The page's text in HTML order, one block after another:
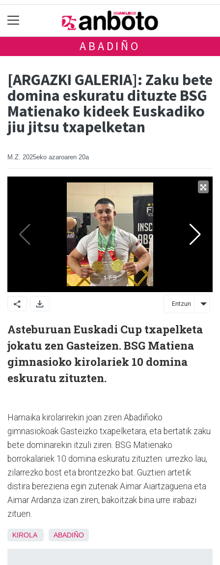
ABADIÑO
[ARGAZKI GALERIA]: Zaku bete
domina eskuratu dituzte BSG
Matienako kideek Euskadiko
jiu jitsu txapelketan
M.Z. 2025eko azaroaren 20a
Entzun
Asteburuan Euskadi Cup txapelketa
jokatu zen Gasteizen. BSG Matiena
gimnasioko kirolariek 10 domina
eskuratu zituzten.
Hamaika kirolarirekin joan ziren Abadiñoko
gimnasiokoak Gasteizko txapelketara, eta bertatik zaku
bete dominarekin itzuli ziren. BSG Matienako
borrokalariek 10 domina eskuratu zituzten: urrezko lau,
zilarrezko bost eta brontzezko bat. Guztien artetik
distira bereziena egin zutenak Aimar Aiartzaguena eta
Aimar Ardanza izan ziren, bakoitzak bina urre irabazi
zituen.
KIROLA ABADIÑO